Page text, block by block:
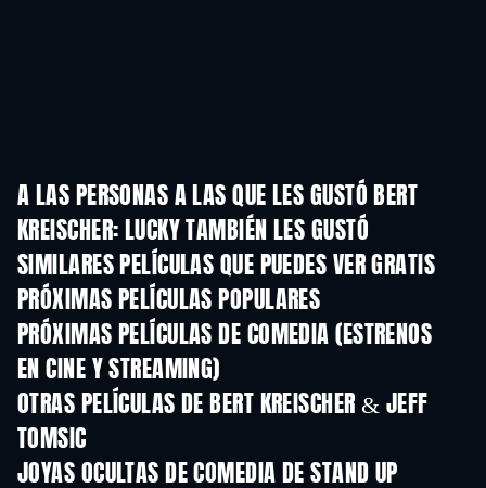
A LAS PERSONAS A LAS QUE LES GUSTÓ BERT
KREISCHER: LUCKY TAMBIÉN LES GUSTÓ
SIMILARES PELÍCULAS QUE PUEDES VER GRATIS
PRÓXIMAS PELÍCULAS POPULARES
PRÓXIMAS PELÍCULAS DE COMEDIA (ESTRENOS
EN CINE Y STREAMING)
OTRAS PELÍCULAS DE BERT KREISCHER & JEFF
TOMSIC
JOYAS OCULTAS DE COMEDIA DE STAND UP